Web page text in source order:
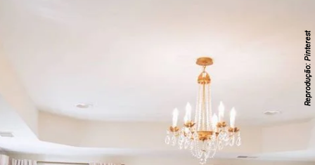
Reprodução: Pinterest